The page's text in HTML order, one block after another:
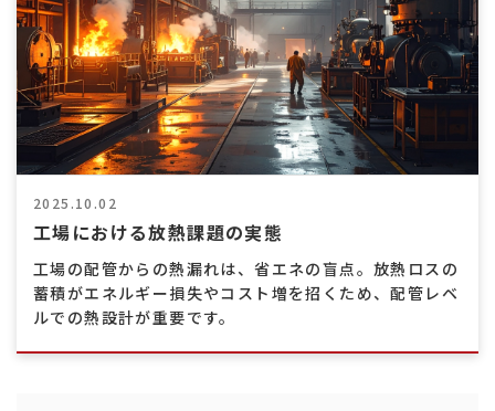
換
効
率
向
上
2025.10.02
工場における放熱課題の実態
工場の配管からの熱漏れは、省エネの盲点。放熱ロスの
蓄積がエネルギー損失やコスト増を招くため、配管レベ
ルでの熱設計が重要です。